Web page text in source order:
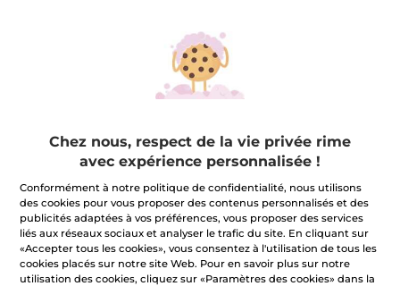
1+1 Déodorant Citrus à la Menthe de
Bretagne
Efficacité anti-odeurs 24h et anti-traces
Aucune
valeur
de
pour
Déodorant
Citrus
à
la
de
Bretagne
9,90 € 19,80 €
Quantité
AJOUTER AU PANIER
Chez nous, respect de la vie privée rime
avec expérience personnalisée !
Conformément à notre politique de confidentialité, nous utilisons
des cookies pour vous proposer des contenus personnalisés et des
publicités adaptées à vos préférences, vous proposer des services
liés aux réseaux sociaux et analyser le trafic du site. En cliquant sur
«Accepter tous les cookies», vous consentez à l'utilisation de tous les
cookies placés sur notre site Web. Pour en savoir plus sur notre
utilisation des cookies, cliquez sur «Paramètres des cookies» dans la